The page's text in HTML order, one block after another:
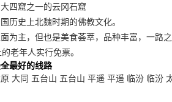
四窟之一的云冈石窟
历史上北魏时期的佛教文化。
为主，但也是美食荟萃，品种丰富，一路
老年人实行免票。
最好的线路
大同 五台山 五台山 平遥 平遥 临汾 临汾